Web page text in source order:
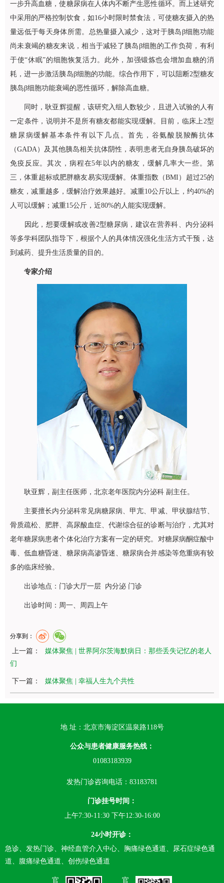
一步升高血糖，使糖尿病在人体内不断产生恶性循环。而上述研究
中采用的严格控制饮食，如16小时限时禁食法，可使糖友摄入的热
量远低于每天身体所需。总热量摄入减少，这对于胰岛β细胞功能
尚未衰竭的糖友来说，相当于减轻了胰岛β细胞的工作负荷，有利
于使“休眠”的细胞恢复活力。此外，加强锻炼也会增加血糖的消
耗，进一步激活胰岛β细胞的功能。综合作用下，可以阻断2型糖友
胰岛β细胞功能衰竭的恶性循环，解除高血糖。
同时，耿亚辉提醒，该研究入组人数较少，且进入试验的人有
一定条件，说明并不是所有糖友都能实现缓解。目前，临床上2型
糖尿病缓解基本条件有以下几点。首先，谷氨酸脱羧酶抗体
（GADA）及其他胰岛相关抗体阴性，表明患者无自身胰岛破坏的
免疫反应。其次，病程在5年以内的糖友，缓解几率大一些。第
三，体重超标或肥胖糖友易实现缓解。体重指数（BMI）超过25的
糖友，减重越多，缓解治疗效果越好。减重10公斤以上，约40%的
人可以缓解；减重15公斤，近80%的人能实现缓解。
因此，想要缓解或改善2型糖尿病，建议在营养科、 内分泌科
等多学科团队指导下，根据个人的具体情况强化生活方式干预，达
到减药、提升生活质量的目的。
专家介绍
耿亚辉 ，副主任医师，北京老年医院内分泌科 副主任。
主要擅长内分泌科常见病糖尿病、甲亢、甲减、甲状腺结节、
骨质疏松、肥胖、高尿酸血症、代谢综合征的诊断与治疗，尤其对
老年糖尿病患者个体化治疗方案有一定的研究。对糖尿病酮症酸中
毒、低血糖昏迷、糖尿病高渗昏迷、糖尿病合并感染等危重病有较
多的临床经验。
出诊地点：门诊大厅一层 内分泌 门诊
出诊时间：周一、周四上午
分享到：
上一篇：
媒体聚焦 | 世界阿尔茨海默病日：那些丢失记忆的老人
们
下一篇： 媒体聚焦 | 幸福人生九个共性
地 址：北京市海淀区温泉路118号
公众与患者健康服务热线：
01083183939
发热门诊咨询电话：83183781
门诊挂号时间：
上午7:30-11:30 下午12:30-16:00
24小时开诊：
急诊、发热门诊、神经血管介入中心、胸痛绿色通道、尿石症绿色通
道、腹痛绿色通道、创伤绿色通道
官 官